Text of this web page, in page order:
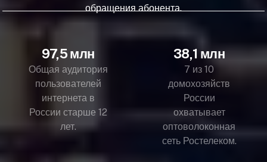
обращения абонента.
97,5 млн
Общая аудитория
пользователей
интернета в
России старше 12
лет.
38,1 млн
7 из 10
домохозяйств
России
охватывает
оптоволоконная
сеть Ростелеком.